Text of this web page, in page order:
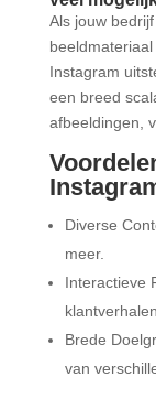
Als jouw
Instagram
een breed
afbeeldingen,
Diverse
meer.
Interactieve
Brede
van